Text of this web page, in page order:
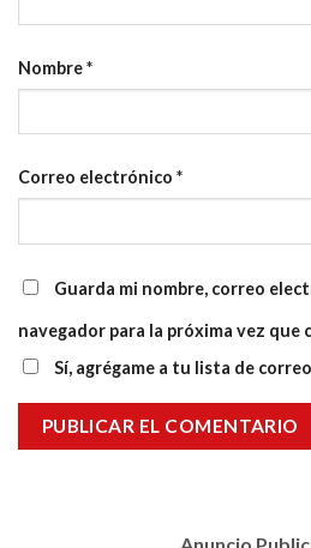
Nombre*
Correo electrónico *
Guarda mi nombre, correo
navegador para la próxima vez que
Sí, agrégame a tu lista de